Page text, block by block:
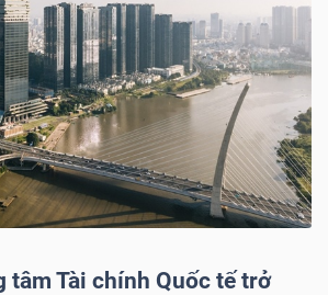
tâm Tài chính Quốc tế trở